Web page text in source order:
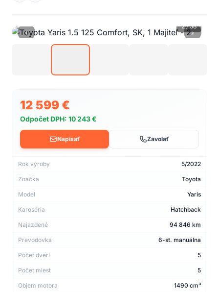
‹ ›
2/38
12 599 €
Odpočet DPH: 10 243 €
Napísať Zavolať
Rok výroby 5/2022
Značka Toyota
Model Yaris
Karoséria Hatchback
Najazdené 94 846 km
Prevodovka 6-st. manuálna
Počet dverí 5
Počet miest 5
Objem motora 1490 cm³